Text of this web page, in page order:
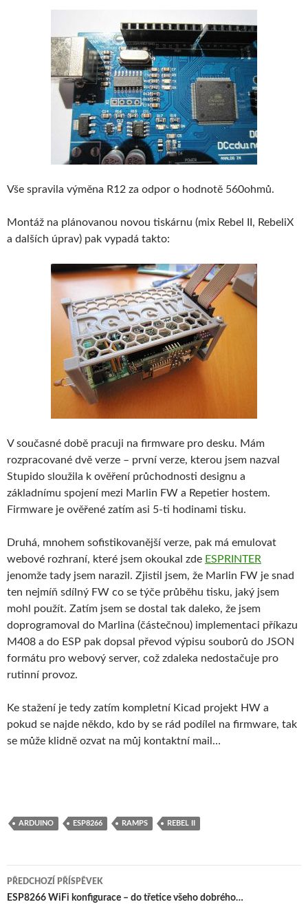
Vše spravila výměna R12 za odpor o hodnotě 560ohmů.
Montáž na plánovanou novou tiskárnu (mix Rebel II, RebeliX
a dalších úprav) pak vypadá takto:
V současné době pracuji na firmware pro desku. Mám
rozpracované dvě verze – první verze, kterou jsem nazval
Stupido sloužila k ověření průchodnosti designu a
základnímu spojení mezi Marlin FW a Repetier hostem.
Firmware je ověřené zatím asi 5-ti hodinami tisku.
Druhá, mnohem sofistikovanější verze, pak má emulovat
webové rozhraní, které jsem okoukal zde ESPRINTER
jenomže tady jsem narazil. Zjistil jsem, že Marlin FW je snad
ten nejmíň sdílný FW co se týče průběhu tisku, jaký jsem
mohl použít. Zatím jsem se dostal tak daleko, že jsem
doprogramoval do Marlina (částečnou) implementaci příkazu
M408 a do ESP pak dopsal převod výpisu souborů do JSON
formátu pro webový server, což zdaleka nedostačuje pro
rutinní provoz.
Ke stažení je tedy zatím kompletní Kicad projekt HW a
pokud se najde někdo, kdo by se rád podílel na firmware, tak
se může klidně ozvat na můj kontaktní mail…
ARDUINO ESP8266 RAMPS REBEL II
Navigace
pro
PŘEDCHOZÍ PŘÍSPĚVEK
ESP8266 WiFi konfigurace – do třetice všeho dobrého…